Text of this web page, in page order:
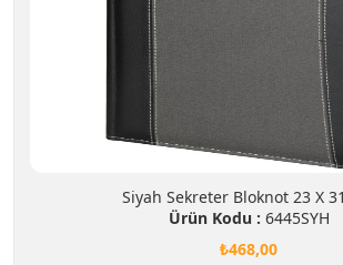
Siyah Sekreter Bloknot 23 X
Ürün Kodu : 6445SYH
₺468,00